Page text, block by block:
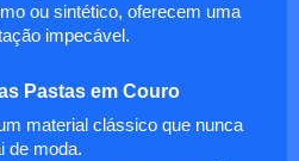
ou sintético, oferecem uma
impecável.
Pastas em Couro
material clássico que nunca
de moda.